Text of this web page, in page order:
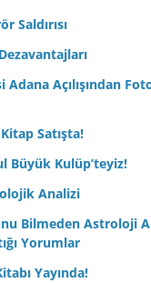
Saldırısı
Açılışından
Satışta!
Büyük Kulüp’teyiz!
Analizi
Bilmeden Astroloji
Yorumlar
Yayında!